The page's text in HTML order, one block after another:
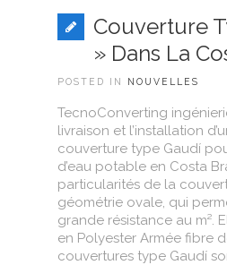
Couverture
» Dans La
POSTED IN NOUVELLES
TecnoConverting
livraison et l’installation
couverture type Gaudí
d’eau potable en Costa
particularités de la
géométrie ovale, qui
grande résistance au m².
en Polyester Armée fibre
couvertures type Gaudí